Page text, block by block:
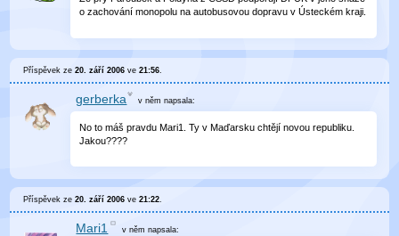
o zachování monopolu na autobusovou dopravu v Ústeckém kraji.
Příspěvek ze20. září 2006 ve21:56.
gerberka v něm napsala:
No to máš pravdu Mari1. Ty v Maďarsku chtějí novou republiku.
Jakou????
Příspěvek ze20. září 2006 ve21:22
Mari1 v němnapsala: